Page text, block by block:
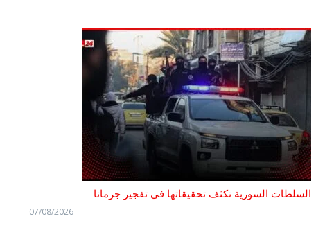
السلطات السورية تكثف تحقيقاتها في تفجير جرمانا
07/08/2026